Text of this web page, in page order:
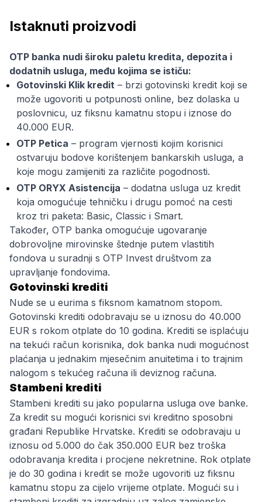
Istaknuti proizvodi
OTP banka nudi široku paletu kredita, depozita i
dodatnih usluga, među kojima se ističu:
Gotovinski Klik kredit – brzi gotovinski kredit koji se
može ugovoriti u potpunosti online, bez dolaska u
poslovnicu, uz fiksnu kamatnu stopu i iznose do
40.000 EUR.
OTP Petica – program vjernosti kojim korisnici
ostvaruju bodove korištenjem bankarskih usluga, a
koje mogu zamijeniti za različite pogodnosti.
OTP ORYX Asistencija – dodatna usluga uz kredit
koja omogućuje tehničku i drugu pomoć na cesti
kroz tri paketa: Basic, Classic i Smart.
Također, OTP banka omogućuje ugovaranje
dobrovoljne mirovinske štednje putem vlastitih
fondova u suradnji s OTP Invest društvom za
upravljanje fondovima.
Gotovinski krediti
Nude se u eurima s fiksnom kamatnom stopom.
Gotovinski krediti odobravaju se u iznosu do 40.000
EUR s rokom otplate do 10 godina. Krediti se isplaćuju
na tekući račun korisnika, dok banka nudi mogućnost
plaćanja u jednakim mjesečnim anuitetima i to trajnim
nalogom s tekućeg računa ili deviznog računa.
Stambeni krediti
Stambeni krediti su jako popularna usluga ove banke.
Za kredit su mogući korisnici svi kreditno sposobni
građani Republike Hrvatske. Krediti se odobravaju u
iznosu od 5.000 do čak 350.000 EUR bez troška
odobravanja kredita i procjene nekretnine. Rok otplate
je do 30 godina i kredit se može ugovoriti uz fiksnu
kamatnu stopu za cijelo vrijeme otplate. Mogući su i